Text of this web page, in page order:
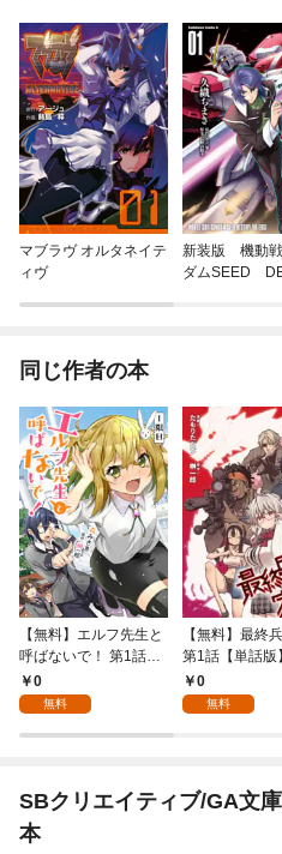
マブラヴ オルタネイテ
ィヴ
新装版 機動
ダムSEED
同じ作者の本
【無料】エルフ先生と
呼ばないで！ 第1話
【単話版】
0
無料
【無料】最終
第1話【単話版】
0
無料
SBクリエイティブ/GA文
本